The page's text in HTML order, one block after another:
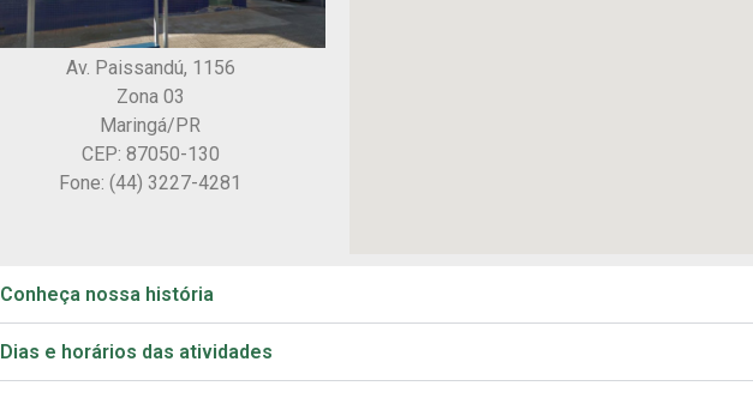
Av. Paissandú, 1156
Zona 03
Maringá/PR
CEP: 87050-130
Fone: (44) 3227-4281
Conheça nossa história
Dias e horários das atividades